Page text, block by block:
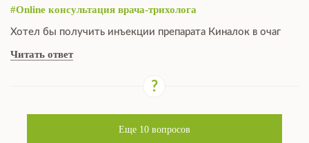
#Online консультация врача-трихолога
Хотел бы получить инъекции препарата Киналок в очаг
Читать ответ
Еще 10 вопросов